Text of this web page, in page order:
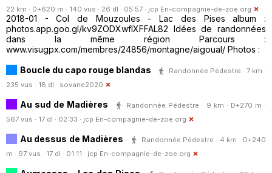
22 km · D+620 m · 140 vus · 26 dl · 05:57 · jcp En-compagnie-de-zoe.org
2018-01 - Col de Mouzoules - Lac des Pises album :
photos.app.goo.gl/kv9ZODXwfIXFFAL82 Idées de randonnées
dans la même région Parcours :
www.visugpx.com/membres/24856/montagne/aigoual/ Photos :
Boucle du capo rouge blandas
Randonnée Pédestre · 7 km ·
235 vus · 18 dl · sovane2020
Au sud de Madières
Randonnée Pédestre · 9 km · D+270 m ·
567 vus · 17 dl · 02:33 · jcp En-compagnie-de-zoe.org
Au dessus de Madières
Randonnée Pédestre · 4 km · D+240
m · 97 vus · 17 dl · 01:11 · jcp En-compagnie-de-zoe.org